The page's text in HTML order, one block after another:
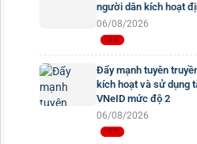
người dân kích hoạt
06/08/2026
Đẩy mạnh tuyên
kích hoạt và sử dụng
VNeID mức độ 2
06/08/2026